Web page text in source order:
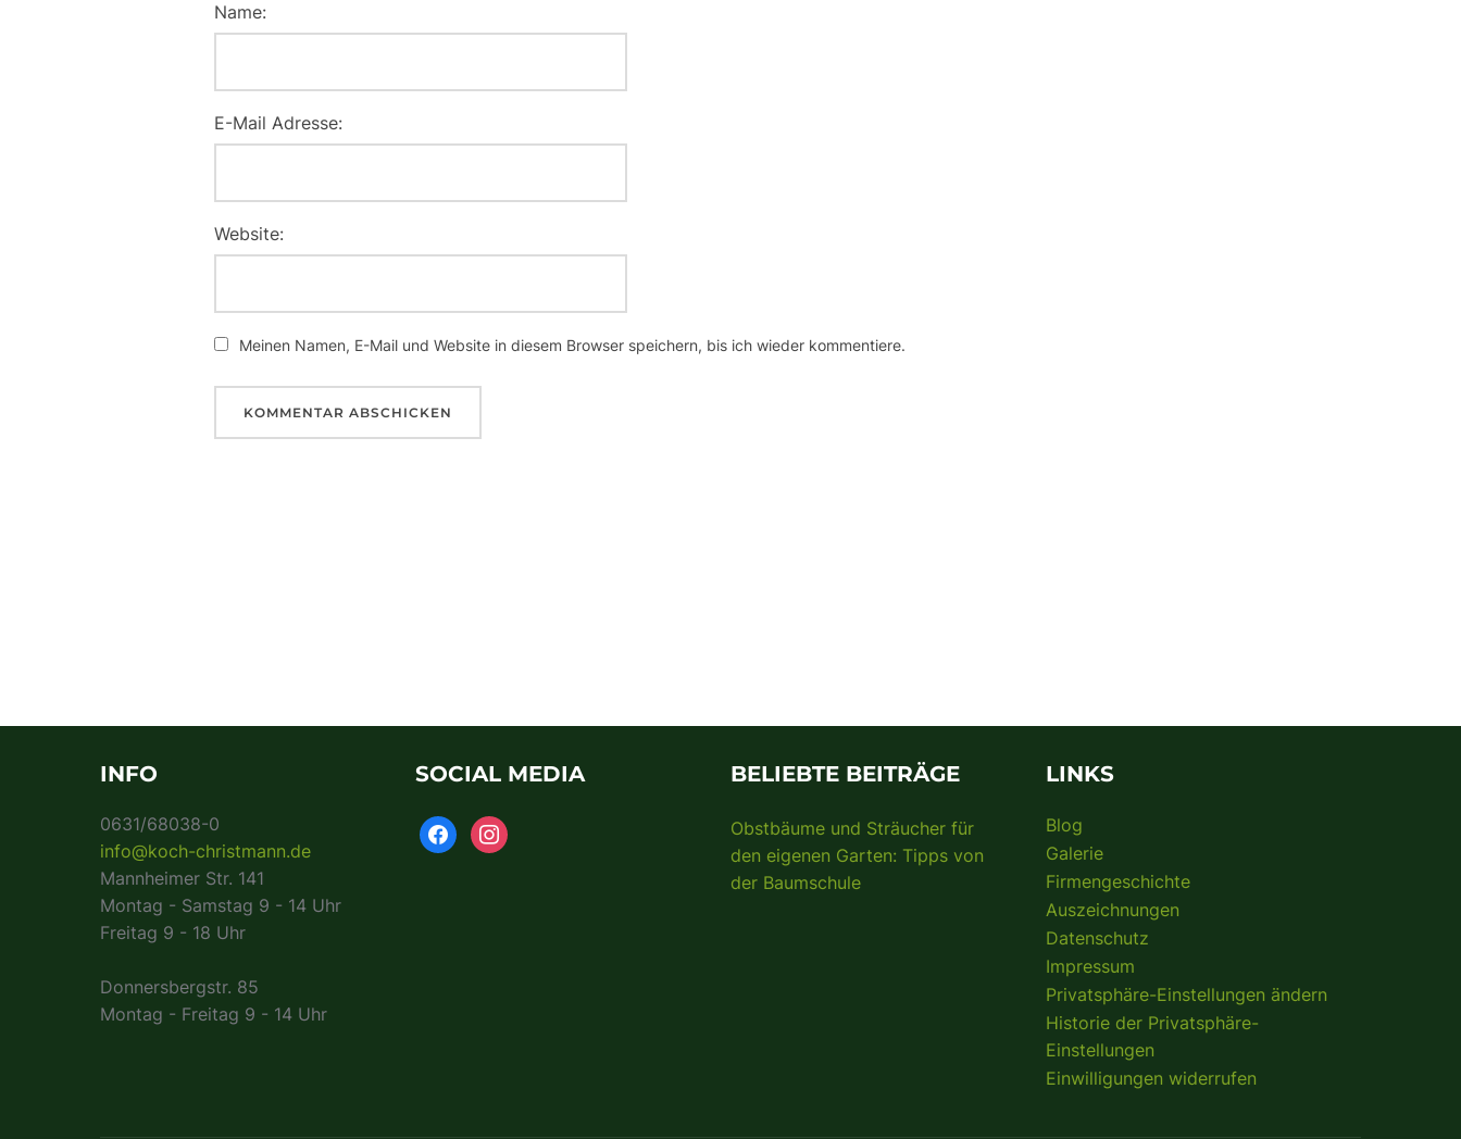
Name:
E-Mail Adresse:
Website:
Meinen Namen, E-Mail und Website in diesem Browser speichern, bis ich wieder kommentiere.
INFO
0631/68038-0
info@koch-christmann.de
Mannheimer Str. 141
Montag - Samstag 9 - 14 Uhr
Freitag 9 - 18 Uhr
Donnersbergstr. 85
Montag - Freitag 9 - 14 Uhr
SOCIAL MEDIA BELIEBTE BEITRÄGE
Obstbäume und Sträucher für
den eigenen Garten: Tipps von
der Baumschule
LINKS
Blog
Galerie
Firmengeschichte
Auszeichnungen
Datenschutz
Impressum
Privatsphäre-Einstellungen ändern
Historie der Privatsphäre-
Einstellungen
Einwilligungen widerrufen